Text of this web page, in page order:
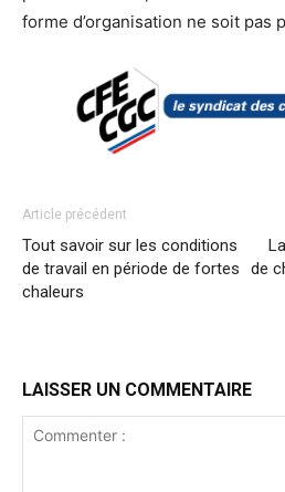
forme d’organisation ne soit pas
Article précédent
Tout savoir sur les conditions
de travail en période de fortes
chaleurs
de
LAISSER UN COMMENTAIRE